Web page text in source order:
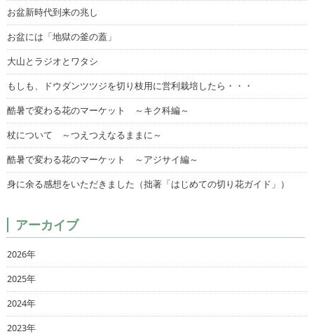
お盆新時代到来の兆し
お盆には「地獄の釜の蓋」
大山とラジオとワタシ
もしも、ドウダンツツジを切り枝用に営利栽培したら・・・
酷暑で変わる花のマーケット ～キク科編～
杖について ～つえつえなるままに～
酷暑で変わる花のマーケット ～アジサイ編～
身に余る感想をいただきました（拙著「はじめての切り花ガイド」）
アーカイブ
2026年
2025年
2024年
2023年